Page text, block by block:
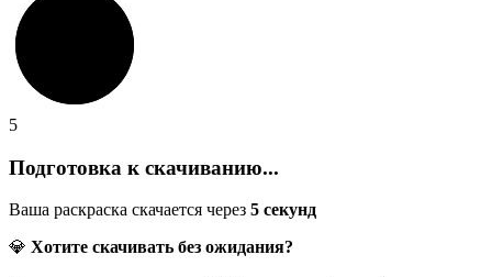
5
Подготовка к скачиванию...
Ваша раскраска скачается через 5 секунд
💎 Хотите скачивать без ожидания?